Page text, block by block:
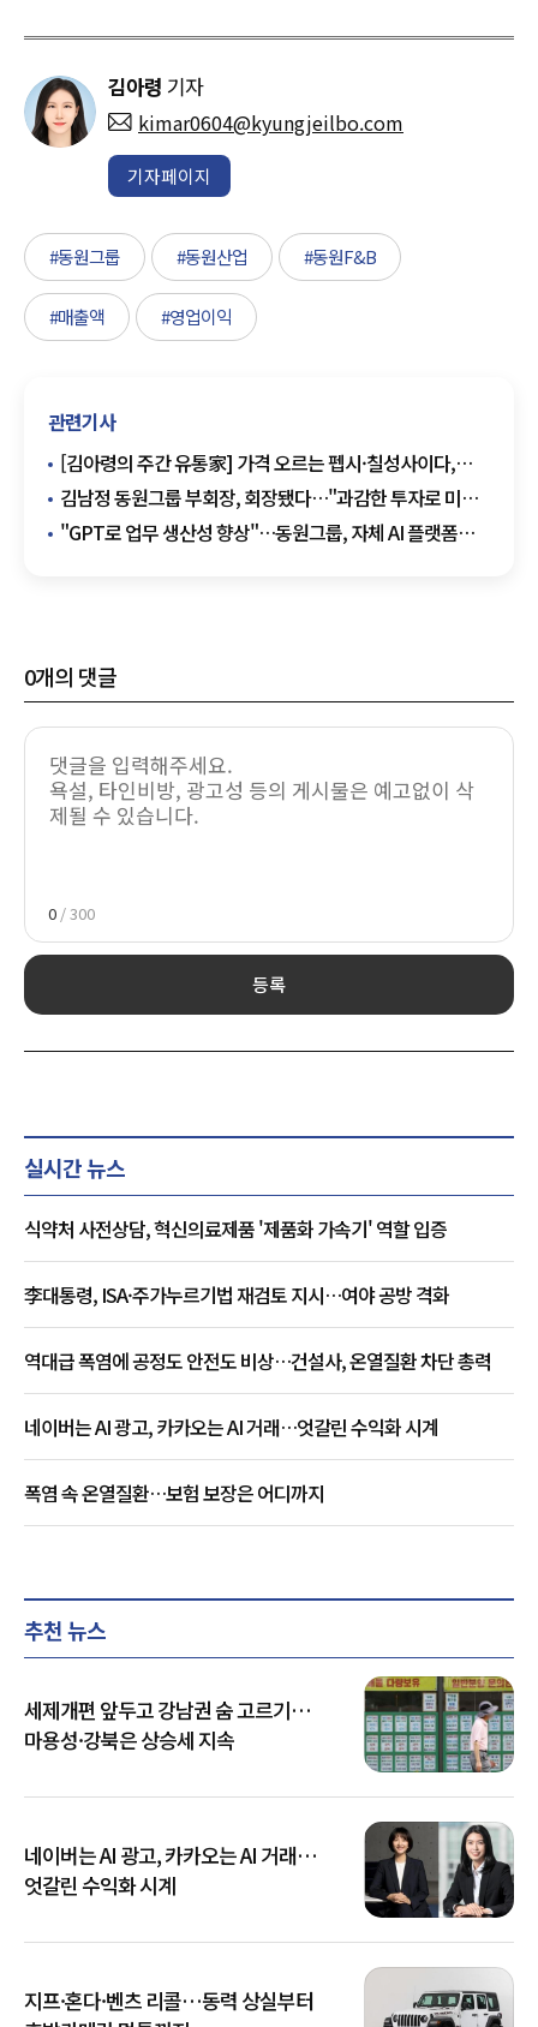
김아령 기자
kimar0604@kyungjeilbo.com
기자페이지
#동원그룹 #동원산업 #동원F&B
#매출액 #영업이익
관련기사
[김아령의 주간 유통家] 가격 오르는 펩시·칠성사이다,
정상회담 만찬가는 '동원 2세'
김남정 동원그룹 부회장, 회장됐다…"과감한 투자로 미래
혁신"
"GPT로 업무 생산성 향상"…동원그룹, 자체 AI 플랫폼
0개의 댓글
0 / 300
등록
실시간 뉴스
식약처 사전상담, 혁신의료제품 '제품화 가속기' 역할 입증
李대통령, ISA·주가누르기법 재검토 지시…여야 공방 격화
역대급 폭염에 공정도 안전도 비상…건설사, 온열질환 차단 총력
네이버는 AI 광고, 카카오는 AI 거래…엇갈린 수익화 시계
폭염 속 온열질환…보험 보장은 어디까지
추천 뉴스
세제개편 앞두고 강남권 숨 고르기…
마용성·강북은 상승세 지속
네이버는 AI 광고, 카카오는 AI 거래…
엇갈린 수익화 시계
지프·혼다·벤츠 리콜…동력 상실부터